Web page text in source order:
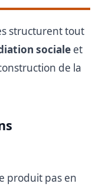
structurent tout
sociale et
de la
produit pas en